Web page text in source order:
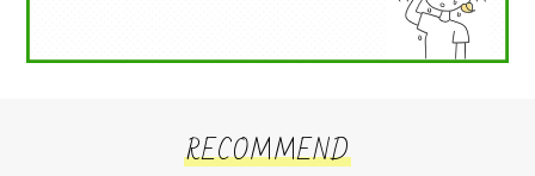
RECOMMEND